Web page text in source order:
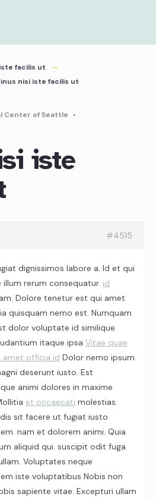
facilis ut
nisi iste facilis ut
Center of Seattle •
iste
#4515
dignissimos labore a. Id et qui
illum rerum consequatur. id
Dolore tenetur est qui amet
quisquam nemo est. Numquam
dolor voluptate id similique
itaque ipsa Vitae quae
amet officia id Dolor nemo ipsum.
deserunt iusto. Est
animi dolores in maxime
et occaecati molestias.
sit facere ut fugiat iusto
nam et dolorem animi. Quia
aliquid qui. suscipit odit fuga
Voluptates neque
iste voluptatibus Nobis non
sapiente vitae. Excepturi ullam